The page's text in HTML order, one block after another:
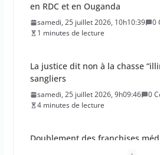
en RDC et en Ouganda
samedi, 25 juillet 2026, 10h10:39
0
1 minutes de lecture
La justice dit non à la chasse
sangliers
samedi, 25 juillet 2026, 9h09:46
0
4 minutes de lecture
Doublement des franchises